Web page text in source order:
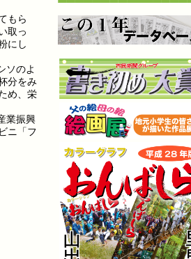
もら
取っ
にし
ソのよ
分をみ
め、栄
業振興
ニ「フ